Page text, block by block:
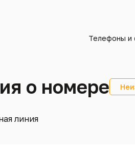
Телефоны и
о номере
линия